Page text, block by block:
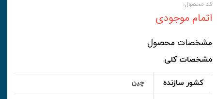
کد محصول:
اتمام موجودی
مشخصات محصول
مشخصات کلی
کشور سازنده چین